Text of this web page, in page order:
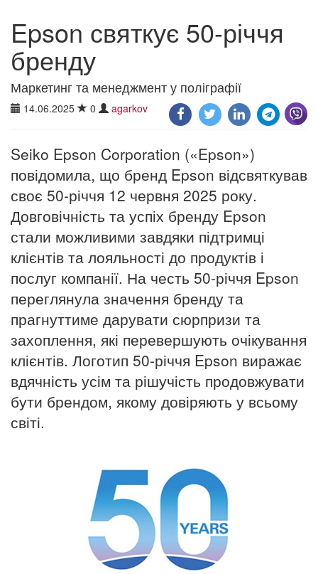
Epson святкує 50-річчя
бренду
Маркетинг та менеджмент у поліграфії
14.06.2025 0 agarkov
Seiko Epson Corporation («Epson»)
повідомила, що бренд Epson відсвяткував
своє 50-річчя 12 червня 2025 року.
Довговічність та успіх бренду Epson
стали можливими завдяки підтримці
клієнтів та лояльності до продуктів і
послуг компанії. На честь 50-річчя Epson
переглянула значення бренду та
прагнуттиме дарувати сюрпризи та
захоплення, які перевершують очікування
клієнтів. Логотип 50-річчя Epson виражає
вдячність усім та рішучість продовжувати
бути брендом, якому довіряють у всьому
світі.